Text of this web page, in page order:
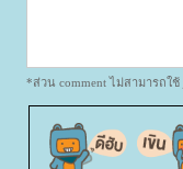
*ส่วน comment ไม่สามารถใช้